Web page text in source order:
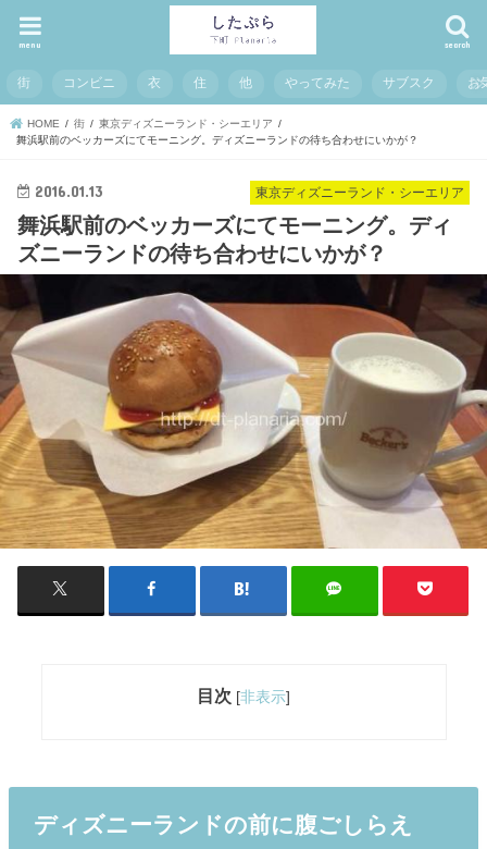
search
menu
街 コンビニ 衣 住 他 やってみた サブスク お
HOME 街
東京ディズニーランド・シーエリア
舞浜駅前のベッカーズにてモーニング。ディズニーランドの待ち合わせにいかが？
東京ディズニーランド・シーエリア
2016.01.13
舞浜駅前のベッカーズにてモーニング。ディ
ズニーランドの待ち合わせにいかが？
目次 [非表示]
ディズニーランドの前に腹ごしらえ